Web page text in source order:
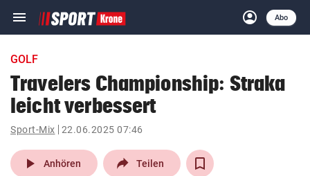
menu Navigation
ein-/ausklappen
account_circle
Anmelden
Abo
close Schließen
account_circle Anmelden
pin_drop
Wien arrow_right
GOLF
Travelers Championship: Straka
leicht verbessert
Sport-Mix 22.06.2025 07:46
play_arrow Anhören Teilen